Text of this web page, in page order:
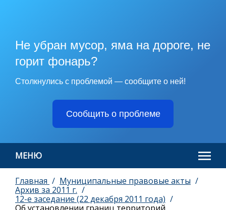
Не убран мусор, яма на дороге, не
горит фонарь?
Столкнулись с проблемой — сообщите о ней!
Сообщить о проблеме
МЕНЮ
Главная
Муниципальные правовые акты
Архив за 2011 г.
12-е заседание (22 декабря 2011 года)